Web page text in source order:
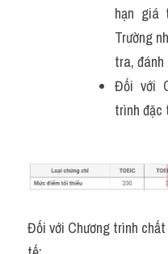
hạn giá
Trường
tra,
Đối với
trình đặc
Đối với Chương trình